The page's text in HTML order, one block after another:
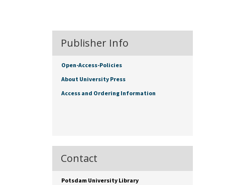
Publisher Info
Open-Access-Policies
About University Press
Access and Ordering Information
Contact
Potsdam University Library